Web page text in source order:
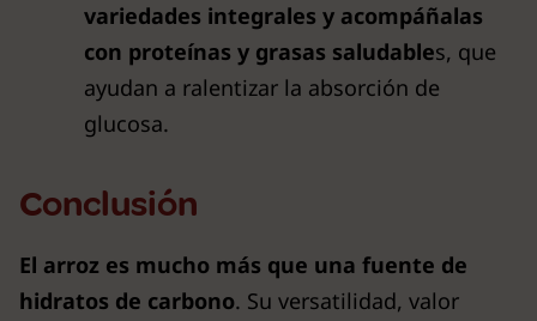
variedades integrales y acompáñalas
con proteínas y grasas saludables, que
ayudan a ralentizar la absorción de
glucosa.
Conclusión
El arroz es mucho más que una fuente de
hidratos de carbono. Su versatilidad, valor